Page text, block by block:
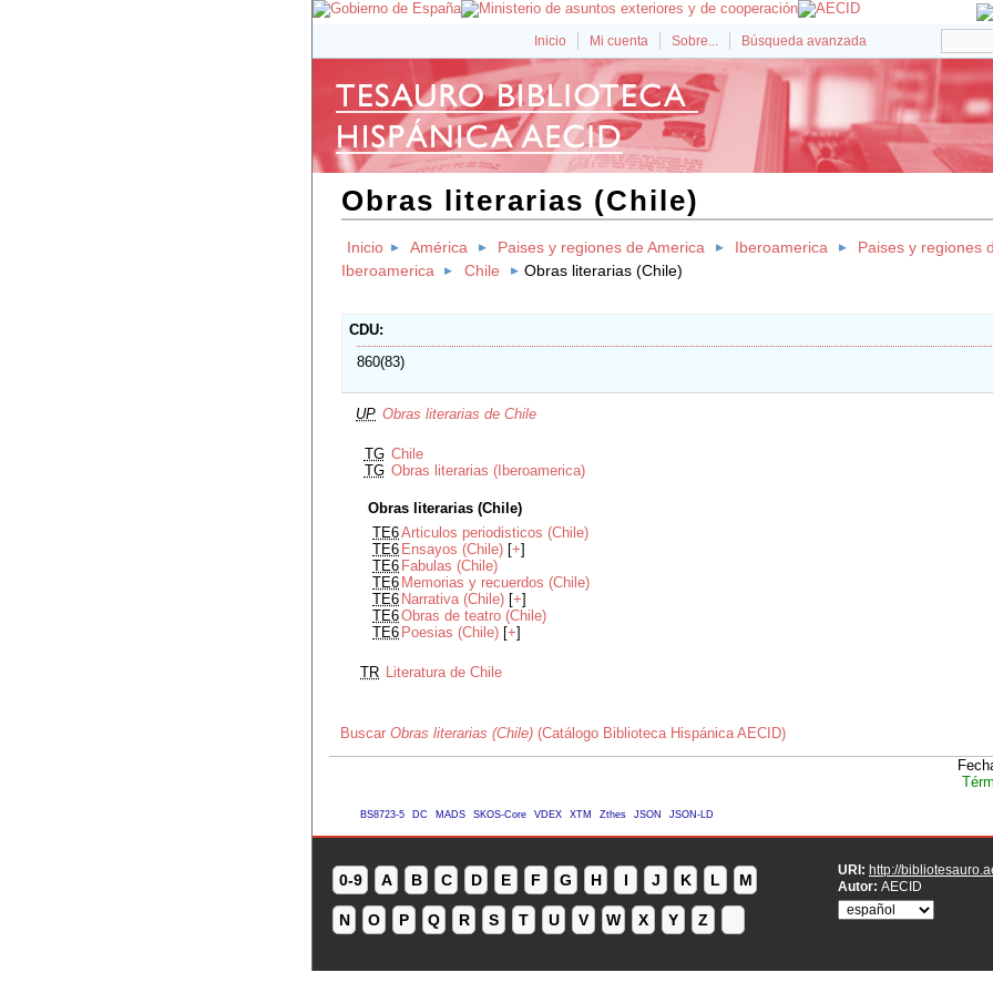
Inicio Mi cuenta Sobre... Búsqueda avanzada
Obras literarias (Chile)
Inicio América Paises y regiones de America Iberoamerica
Paises y regiones
Iberoamerica
Chile Obras literarias (Chile)
CDU
860(83)
UP Obras literarias de Chile
TG Chile
TG Obras literarias (Iberoamerica)
Obras literarias (Chile)
TE6Articulos periodisticos (Chile)
TE6 Ensayos (Chile) [+]
TE6 Fabulas (Chile)
TE6 Memorias y recuerdos (Chile)
TE6 Narrativa (Chile) [+]
TE6Obras de teatro (Chile)
TE6 Poesias (Chile) [+]
TR Literatura de Chile
Buscar Obras literarias (Chile) (Catálogo Biblioteca Hispánica AECID)
BS8723-5 DC MADS SKOS-Core VDEX XTM Zthes JSON JSON-LD
0-9 A B C D E F G H I J K L M
N O P Q R S T U V W X Y Z
URI: http://
Autor: AECID